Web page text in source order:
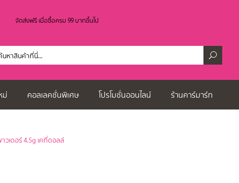
จัดส่งฟรี เมื่อซื้อครบ 99 บาทขึ้นไป
ม่ คอลเลคชั่นพิเศษ โปรโมชั่นออนไลน์ ร้านคาร์มาร์ท
วเดอร์ 4.5g เคที่ดอลล์